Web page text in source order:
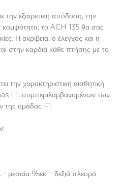
την εξαιρετική απόδοση, την
κομψότητα, το ACH 135 θα σας
Η ακρίβεια, ο έλεγχος και η
στην καρδιά κάθε πτήσης με το
την χαρακτηριστική αισθητική
F1, συμπεριλαμβανομένων των
της ομάδας F1.
μεσαία 95εκ. - δεξιά πλευρά